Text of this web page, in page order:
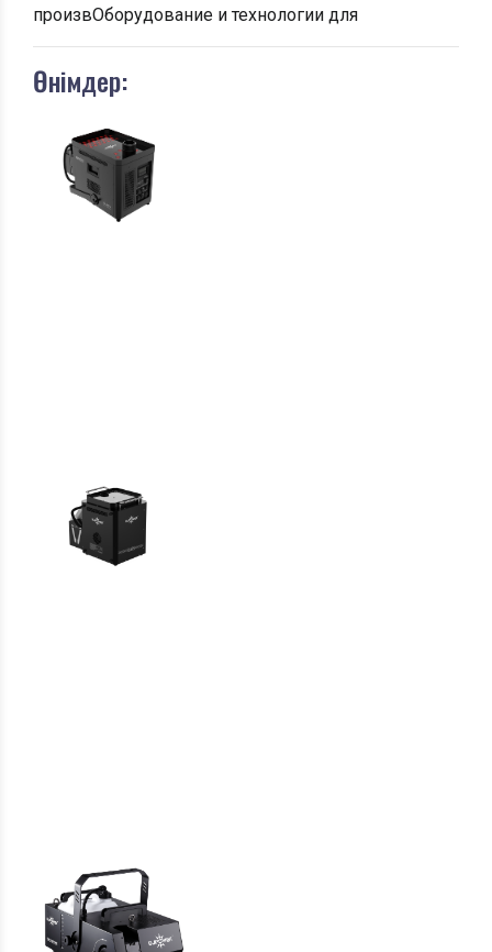
произвОборудование и технологии для
Өнімдер: